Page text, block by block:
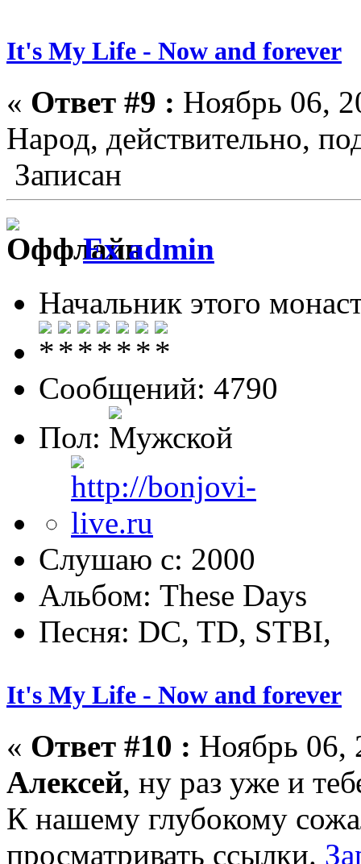
It's My Life - Now and forever
« Ответ #9 : Ноябрь 06,
Народ, действительно,
Записан
Ex admin
Начальник этого
Сообщений: 4790
Пол:
Слушаю с: 2000
Альбом: These Days
Песня: DC, TD, STBI,
It's My Life - Now and forever
« Ответ #10 : Ноябрь 06,
Алексей, ну раз уже и
К нашему глубокому
просматривать ссылки.